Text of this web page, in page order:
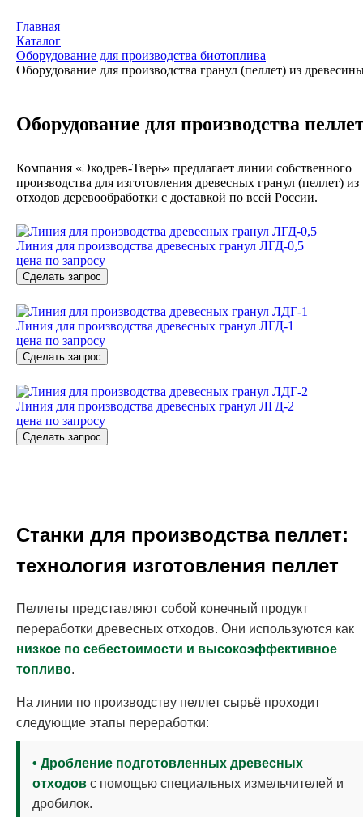
Главная
Каталог
Оборудование для производства биотоплива
Оборудование для производства гранул (пеллет) из
Оборудование для производства
Компания «Экодрев-Тверь» предлагает линии собственного
производства для изготовления древесных гранул (пеллет) из
отходов деревообработки с доставкой по всей России.
Линия для производства древесных гранул ЛГД-0,5
цена по запросу
Сделать запрос
Линия для производства древесных гранул ЛГД-1
цена по запросу
Сделать запрос
Линия для производства древесных гранул ЛГД-2
цена по запросу
Сделать запрос
Станки для производства пеллет:
технология изготовления пеллет
Пеллеты представляют собой конечный продукт
переработки древесных отходов. Они используются как
низкое по себестоимости и высокоэффективное
топливо.
На линии по производству пеллет сырьё проходит
следующие этапы переработки:
• Дробление подготовленных древесных
отходов с помощью специальных измельчителей и
дробилок.